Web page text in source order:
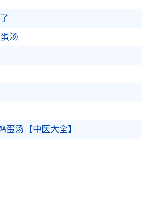
汤
蛋汤【中医大全】